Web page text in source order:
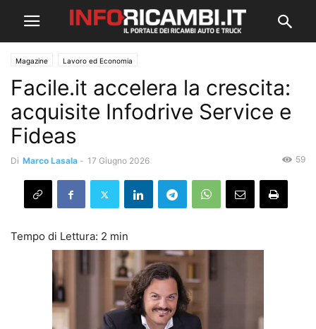
Magazine Lavoro ed Economia
Facile.it accelera la crescita:
acquisite Infodrive Service e
Fideas
Di Marco Lasala - 17 Giugno 2026 59